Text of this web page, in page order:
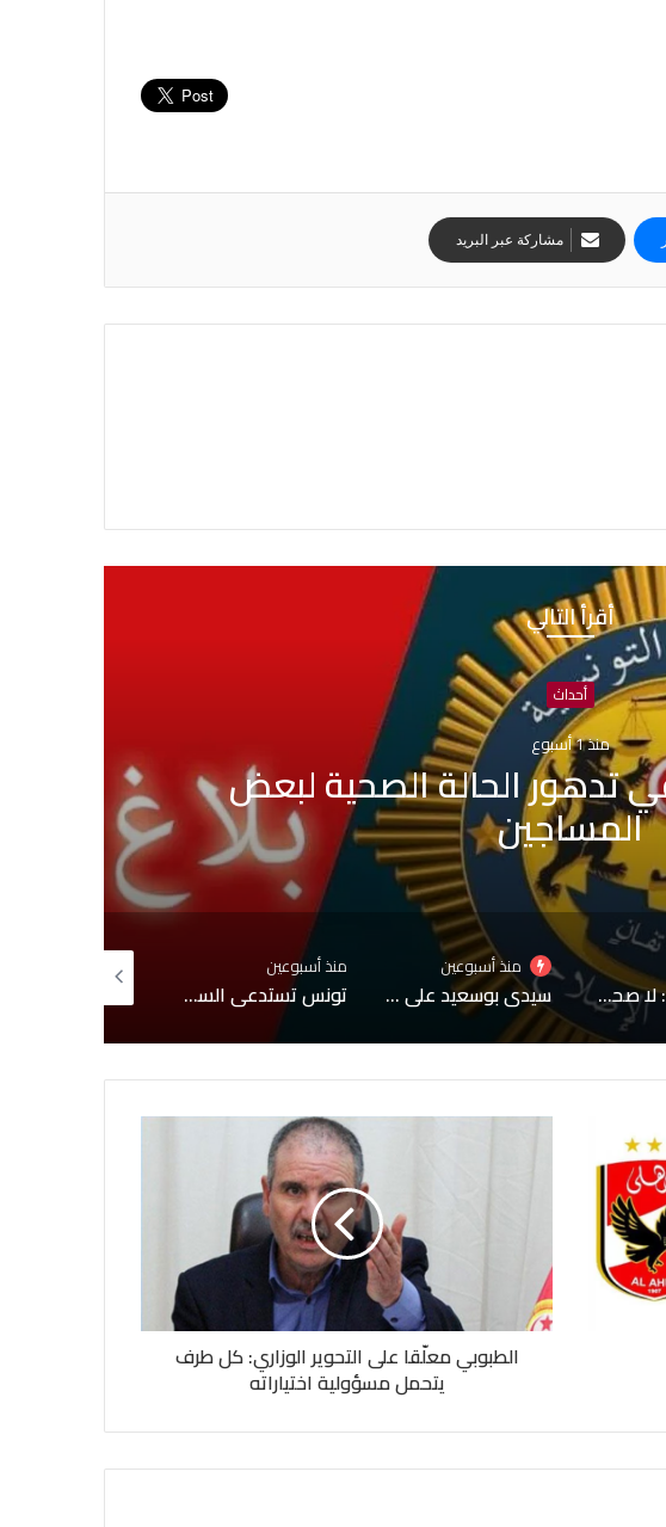
مشاركة عبر البريد
أقرأ التالي
الصحية لبعض بلدية
بلدية تونس: لا صحة لبيع قبور بمقبرة الجلاز والابحاث جارية حول التجاوزات وشبهات التدليس
منذ أسبوعين
سيدي بوسعيد على قائمة التراث العالمي لليونسكو
منذ أسبوعين
تونس تستدعي السفيرة الفرنسية لإبلاغها احتجاجًا شديد اللهجة إثر حوار إعلامي مع مطلوب للعدالة
منذ 3 أسابيع
الطبوبي معلّقا على التحوير الوزاري: كل طرف
يتحمل مسؤولية اختياراته